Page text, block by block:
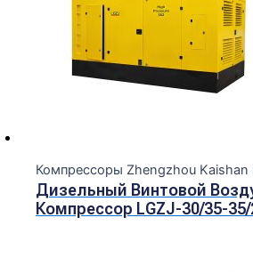
Компрессоры Zhengzhou Kaishan
Дизельный Винтовой
Компрессор LGZJ-30/35-